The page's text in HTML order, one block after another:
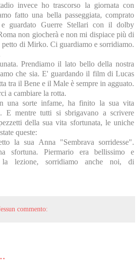
invece ho trascorso la giornata con
fatto una bella passeggiata, comprato
e guardato Guerre Stellari con il dolby
non giocherà e non mi dispiace più di
petto di Mirko. Ci guardiamo e sorridiamo.
Prendiamo il lato bello della nostra
che sia. E' guardando il film di Lucas
tra il Bene e il Male è sempre in agguato.
a cambiare la rotta.
una sorte infame, ha finito la sua vita
E mentre tutti si sbrigavano a scrivere
della sua vita sfortunata, le uniche
queste:
la sua Anna "Sembrava sorridesse".
sfortuna. Piermario era bellissimo e
la lezione, sorridiamo anche noi, di
commento: